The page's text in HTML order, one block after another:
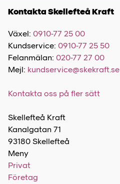
Kontakta Skellefteå Kraft
Växel: 0910-77 25 00
Kundservice: 0910-77 25 50
Felanmälan: 020-77 27 00
Mejl: kundservice@skekraft.se
Kontakta oss på fler sätt
Skellefteå Kraft
Kanalgatan 71
93180 Skellefteå
Meny
Privat
Företag